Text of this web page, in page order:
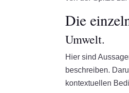
Die
Umwelt.
Hier sind
beschreiben.
kontextuellen